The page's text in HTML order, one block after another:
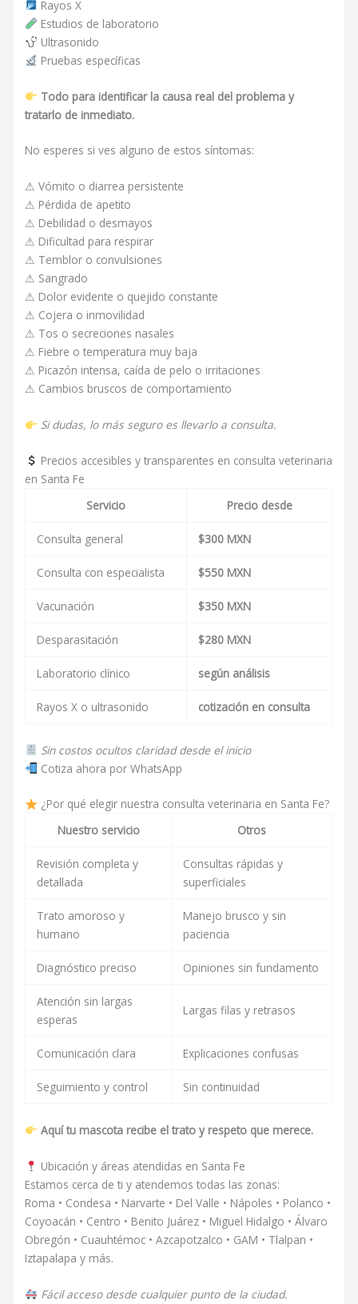
Rayos X
Estudios de laboratorio
Ultrasonido
Pruebas específicas
Todo para identificar la causa real del problema y
tratarlo de inmediato.
No esperes si ves alguno de estos síntomas:
⚠ Vómito o diarrea persistente
⚠ Pérdida de apetito
⚠ Debilidad o desmayos
⚠ Dificultad para respirar
⚠ Temblor o convulsiones
⚠ Sangrado
⚠ Dolor evidente o quejido constante
⚠ Cojera o inmovilidad
⚠ Tos o secreciones nasales
⚠ Fiebre o temperatura muy baja
⚠ Picazón intensa, caída de pelo o irritaciones
⚠ Cambios bruscos de comportamiento
Si dudas, lo más seguro es llevarlo a consulta.
Precios accesibles y transparentes en consulta veterinaria
en Santa Fe
Servicio
Precio desde
Consulta general $300 MXN
Consulta con especialista $550 MXN
Vacunación $350 MXN
Desparasitación $280 MXN
Laboratorio clínico según análisis
Rayos X o ultrasonido cotización en consulta
Sin costos ocultos claridad desde el inicio
Cotiza ahora por WhatsApp
¿Por qué elegir nuestra consulta veterinaria en Santa Fe?
Nuestro servicio
Otros
Revisión completa y
detallada
Consultas rápidas y
superficiales
Trato amoroso y
humano
Manejo brusco y sin
paciencia
Diagnóstico preciso Opiniones sin fundamento
Atención sin largas
esperas
Largas filas y retrasos
Comunicación clara Explicaciones confusas
Seguimiento y control Sin continuidad
Aquí tu mascota recibe el trato y respeto que merece.
Ubicación y áreas atendidas en Santa Fe
Estamos cerca de ti y atendemos todas las zonas:
Roma • Condesa • Narvarte • Del Valle • Nápoles • Polanco •
Coyoacán • Centro • Benito Juárez • Miguel Hidalgo • Álvaro
Obregón • Cuauhtémoc • Azcapotzalco • GAM • Tlalpan •
Iztapalapa y más.
Fácil acceso desde cualquier punto de la ciudad.